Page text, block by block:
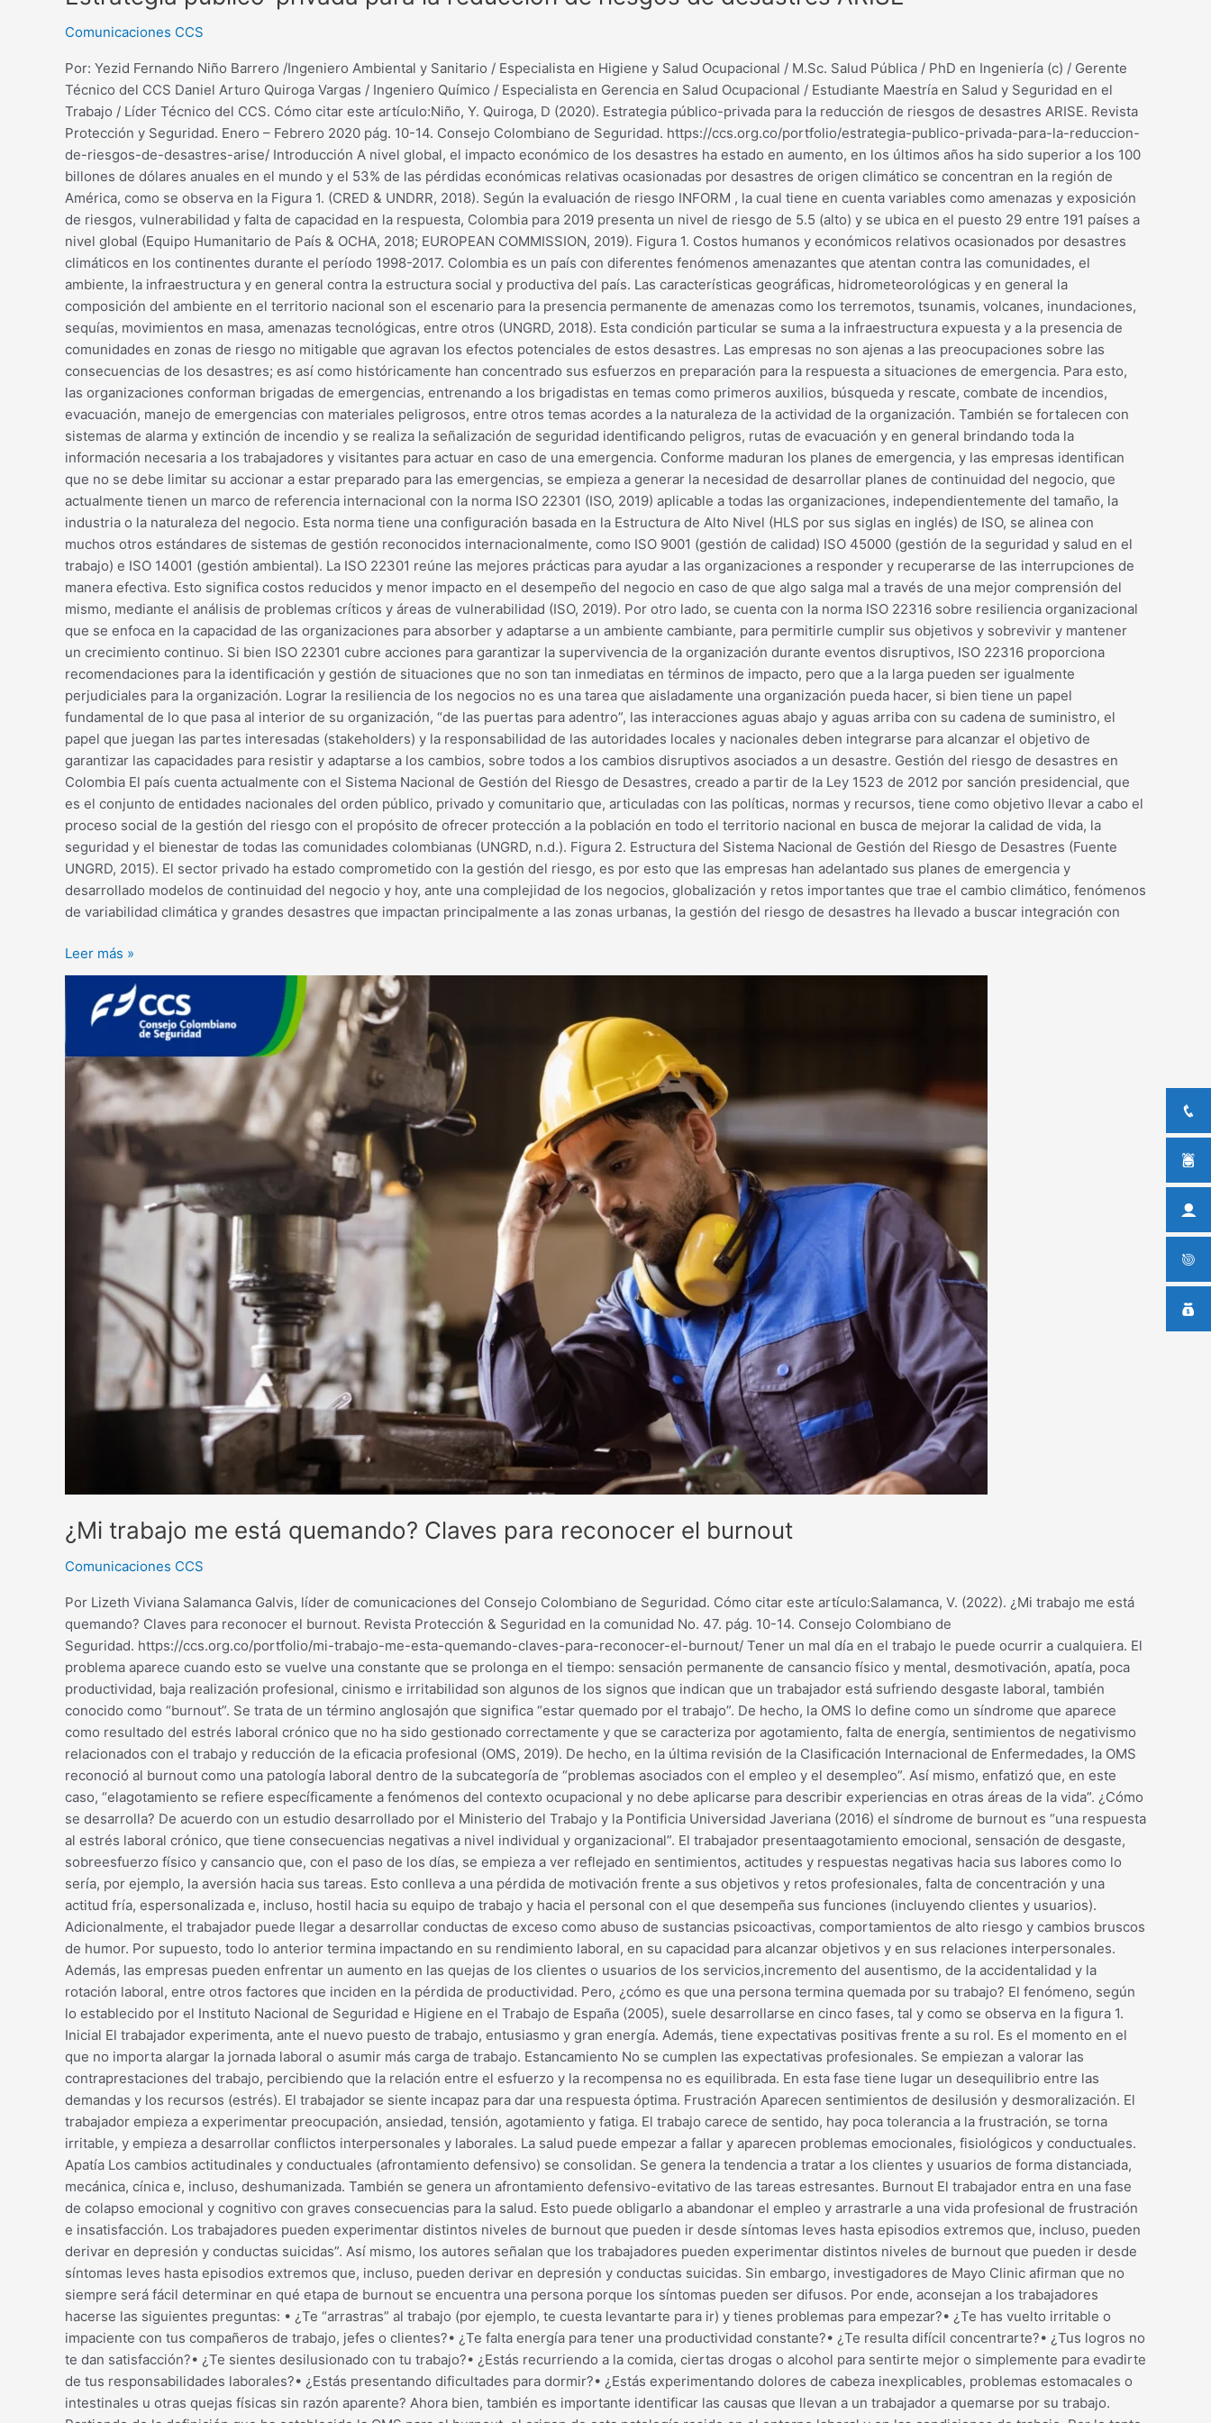
Comunicaciones CCS
Por: Yezid Fernando Niño Barrero /Ingeniero Ambiental y Sanitario / Especialista en Higiene y Salud Ocupacional / M.Sc. Salud Pública / PhD en Ingeniería (c) / Gerente
Técnico del CCS Daniel Arturo Quiroga Vargas / Ingeniero Químico / Especialista en Gerencia en Salud Ocupacional / Estudiante Maestría en Salud y Seguridad en el
Trabajo / Líder Técnico del CCS. Cómo citar este artículo:Niño, Y. Quiroga, D (2020). Estrategia público-privada para la reducción de riesgos de desastres ARISE. Revista
Protección y Seguridad. Enero – Febrero 2020 pág. 10-14. Consejo Colombiano de Seguridad. https://ccs.org.co/portfolio/estrategia-publico-privada-para-la-reduccion-
de-riesgos-de-desastres-arise/ Introducción A nivel global, el impacto económico de los desastres ha estado en aumento, en los últimos años ha sido superior a los 100
billones de dólares anuales en el mundo y el 53% de las pérdidas económicas relativas ocasionadas por desastres de origen climático se concentran en la región de
América, como se observa en la Figura 1. (CRED & UNDRR, 2018). Según la evaluación de riesgo INFORM , la cual tiene en cuenta variables como amenazas y exposición
de riesgos, vulnerabilidad y falta de capacidad en la respuesta, Colombia para 2019 presenta un nivel de riesgo de 5.5 (alto) y se ubica en el puesto 29 entre 191 países a
nivel global (Equipo Humanitario de País & OCHA, 2018; EUROPEAN COMMISSION, 2019). Figura 1. Costos humanos y económicos relativos ocasionados por desastres
climáticos en los continentes durante el período 1998-2017. Colombia es un país con diferentes fenómenos amenazantes que atentan contra las comunidades, el
ambiente, la infraestructura y en general contra la estructura social y productiva del país. Las características geográficas, hidrometeorológicas y en general la
composición del ambiente en el territorio nacional son el escenario para la presencia permanente de amenazas como los terremotos, tsunamis, volcanes, inundaciones,
sequías, movimientos en masa, amenazas tecnológicas, entre otros (UNGRD, 2018). Esta condición particular se suma a la infraestructura expuesta y a la presencia de
comunidades en zonas de riesgo no mitigable que agravan los efectos potenciales de estos desastres. Las empresas no son ajenas a las preocupaciones sobre las
consecuencias de los desastres; es así como históricamente han concentrado sus esfuerzos en preparación para la respuesta a situaciones de emergencia. Para esto,
las organizaciones conforman brigadas de emergencias, entrenando a los brigadistas en temas como primeros auxilios, búsqueda y rescate, combate de incendios,
evacuación, manejo de emergencias con materiales peligrosos, entre otros temas acordes a la naturaleza de la actividad de la organización. También se fortalecen con
sistemas de alarma y extinción de incendio y se realiza la señalización de seguridad identificando peligros, rutas de evacuación y en general brindando toda la
información necesaria a los trabajadores y visitantes para actuar en caso de una emergencia. Conforme maduran los planes de emergencia, y las empresas identifican
que no se debe limitar su accionar a estar preparado para las emergencias, se empieza a generar la necesidad de desarrollar planes de continuidad del negocio, que
actualmente tienen un marco de referencia internacional con la norma ISO 22301 (ISO, 2019) aplicable a todas las organizaciones, independientemente del tamaño, la
industria o la naturaleza del negocio. Esta norma tiene una configuración basada en la Estructura de Alto Nivel (HLS por sus siglas en inglés) de ISO, se alinea con
muchos otros estándares de sistemas de gestión reconocidos internacionalmente, como ISO 9001 (gestión de calidad) ISO 45000 (gestión de la seguridad y salud en el
trabajo) e ISO 14001 (gestión ambiental). La ISO 22301 reúne las mejores prácticas para ayudar a las organizaciones a responder y recuperarse de las interrupciones de
manera efectiva. Esto significa costos reducidos y menor impacto en el desempeño del negocio en caso de que algo salga mal a través de una mejor comprensión del
mismo, mediante el análisis de problemas críticos y áreas de vulnerabilidad (ISO, 2019). Por otro lado, se cuenta con la norma ISO 22316 sobre resiliencia organizacional
que se enfoca en la capacidad de las organizaciones para absorber y adaptarse a un ambiente cambiante, para permitirle cumplir sus objetivos y sobrevivir y mantener
un crecimiento continuo. Si bien ISO 22301 cubre acciones para garantizar la supervivencia de la organización durante eventos disruptivos, ISO 22316 proporciona
recomendaciones para la identificación y gestión de situaciones que no son tan inmediatas en términos de impacto, pero que a la larga pueden ser igualmente
perjudiciales para la organización. Lograr la resiliencia de los negocios no es una tarea que aisladamente una organización pueda hacer, si bien tiene un papel
fundamental de lo que pasa al interior de su organización, “de las puertas para adentro”, las interacciones aguas abajo y aguas arriba con su cadena de suministro, el
papel que juegan las partes interesadas (stakeholders) y la responsabilidad de las autoridades locales y nacionales deben integrarse para alcanzar el objetivo de
garantizar las capacidades para resistir y adaptarse a los cambios, sobre todos a los cambios disruptivos asociados a un desastre. Gestión del riesgo de desastres en
Colombia El país cuenta actualmente con el Sistema Nacional de Gestión del Riesgo de Desastres, creado a partir de la Ley 1523 de 2012 por sanción presidencial, que
es el conjunto de entidades nacionales del orden público, privado y comunitario que, articuladas con las políticas, normas y recursos, tiene como objetivo llevar a cabo el
proceso social de la gestión del riesgo con el propósito de ofrecer protección a la población en todo el territorio nacional en busca de mejorar la calidad de vida, la
seguridad y el bienestar de todas las comunidades colombianas (UNGRD, n.d.). Figura 2. Estructura del Sistema Nacional de Gestión del Riesgo de Desastres (Fuente
UNGRD, 2015). El sector privado ha estado comprometido con la gestión del riesgo, es por esto que las empresas han adelantado sus planes de emergencia y
desarrollado modelos de continuidad del negocio y hoy, ante una complejidad de los negocios, globalización y retos importantes que trae el cambio climático, fenómenos
de variabilidad climática y grandes desastres que impactan principalmente a las zonas urbanas, la gestión del riesgo de desastres ha llevado a buscar integración con
Leer más »
¿Mi trabajo me está quemando? Claves para reconocer el burnout
Comunicaciones CCS
Por Lizeth Viviana Salamanca Galvis, líder de comunicaciones del Consejo Colombiano de Seguridad. Cómo citar este artículo:Salamanca, V. (2022). ¿Mi trabajo me está
quemando? Claves para reconocer el burnout. Revista Protección & Seguridad en la comunidad No. 47. pág. 10-14. Consejo Colombiano de
Seguridad. https://ccs.org.co/portfolio/mi-trabajo-me-esta-quemando-claves-para-reconocer-el-burnout/ Tener un mal día en el trabajo le puede ocurrir a cualquiera. El
problema aparece cuando esto se vuelve una constante que se prolonga en el tiempo: sensación permanente de cansancio físico y mental, desmotivación, apatía, poca
productividad, baja realización profesional, cinismo e irritabilidad son algunos de los signos que indican que un trabajador está sufriendo desgaste laboral, también
conocido como “burnout”. Se trata de un término anglosajón que significa “estar quemado por el trabajo”. De hecho, la OMS lo define como un síndrome que aparece
como resultado del estrés laboral crónico que no ha sido gestionado correctamente y que se caracteriza por agotamiento, falta de energía, sentimientos de negativismo
relacionados con el trabajo y reducción de la eficacia profesional (OMS, 2019). De hecho, en la última revisión de la Clasificación Internacional de Enfermedades, la OMS
reconoció al burnout como una patología laboral dentro de la subcategoría de “problemas asociados con el empleo y el desempleo”. Así mismo, enfatizó que, en este
caso, “elagotamiento se refiere específicamente a fenómenos del contexto ocupacional y no debe aplicarse para describir experiencias en otras áreas de la vida”. ¿Cómo
se desarrolla? De acuerdo con un estudio desarrollado por el Ministerio del Trabajo y la Pontificia Universidad Javeriana (2016) el síndrome de burnout es “una respuesta
al estrés laboral crónico, que tiene consecuencias negativas a nivel individual y organizacional”. El trabajador presentaagotamiento emocional, sensación de desgaste,
sobreesfuerzo físico y cansancio que, con el paso de los días, se empieza a ver reflejado en sentimientos, actitudes y respuestas negativas hacia sus labores como lo
sería, por ejemplo, la aversión hacia sus tareas. Esto conlleva a una pérdida de motivación frente a sus objetivos y retos profesionales, falta de concentración y una
actitud fría, espersonalizada e, incluso, hostil hacia su equipo de trabajo y hacia el personal con el que desempeña sus funciones (incluyendo clientes y usuarios).
Adicionalmente, el trabajador puede llegar a desarrollar conductas de exceso como abuso de sustancias psicoactivas, comportamientos de alto riesgo y cambios bruscos
de humor. Por supuesto, todo lo anterior termina impactando en su rendimiento laboral, en su capacidad para alcanzar objetivos y en sus relaciones interpersonales.
Además, las empresas pueden enfrentar un aumento en las quejas de los clientes o usuarios de los servicios,incremento del ausentismo, de la accidentalidad y la
rotación laboral, entre otros factores que inciden en la pérdida de productividad. Pero, ¿cómo es que una persona termina quemada por su trabajo? El fenómeno, según
lo establecido por el Instituto Nacional de Seguridad e Higiene en el Trabajo de España (2005), suele desarrollarse en cinco fases, tal y como se observa en la figura 1.
Inicial El trabajador experimenta, ante el nuevo puesto de trabajo, entusiasmo y gran energía. Además, tiene expectativas positivas frente a su rol. Es el momento en el
que no importa alargar la jornada laboral o asumir más carga de trabajo. Estancamiento No se cumplen las expectativas profesionales. Se empiezan a valorar las
contraprestaciones del trabajo, percibiendo que la relación entre el esfuerzo y la recompensa no es equilibrada. En esta fase tiene lugar un desequilibrio entre las
demandas y los recursos (estrés). El trabajador se siente incapaz para dar una respuesta óptima. Frustración Aparecen sentimientos de desilusión y desmoralización. El
trabajador empieza a experimentar preocupación, ansiedad, tensión, agotamiento y fatiga. El trabajo carece de sentido, hay poca tolerancia a la frustración, se torna
irritable, y empieza a desarrollar conflictos interpersonales y laborales. La salud puede empezar a fallar y aparecen problemas emocionales, fisiológicos y conductuales.
Apatía Los cambios actitudinales y conductuales (afrontamiento defensivo) se consolidan. Se genera la tendencia a tratar a los clientes y usuarios de forma distanciada,
mecánica, cínica e, incluso, deshumanizada. También se genera un afrontamiento defensivo-evitativo de las tareas estresantes. Burnout El trabajador entra en una fase
de colapso emocional y cognitivo con graves consecuencias para la salud. Esto puede obligarlo a abandonar el empleo y arrastrarle a una vida profesional de frustración
e insatisfacción. Los trabajadores pueden experimentar distintos niveles de burnout que pueden ir desde síntomas leves hasta episodios extremos que, incluso, pueden
derivar en depresión y conductas suicidas”. Así mismo, los autores señalan que los trabajadores pueden experimentar distintos niveles de burnout que pueden ir desde
síntomas leves hasta episodios extremos que, incluso, pueden derivar en depresión y conductas suicidas. Sin embargo, investigadores de Mayo Clinic afirman que no
siempre será fácil determinar en qué etapa de burnout se encuentra una persona porque los síntomas pueden ser difusos. Por ende, aconsejan a los trabajadores
hacerse las siguientes preguntas: • ¿Te “arrastras” al trabajo (por ejemplo, te cuesta levantarte para ir) y tienes problemas para empezar?• ¿Te has vuelto irritable o
impaciente con tus compañeros de trabajo, jefes o clientes?• ¿Te falta energía para tener una productividad constante?• ¿Te resulta difícil concentrarte?• ¿Tus logros no
te dan satisfacción?• ¿Te sientes desilusionado con tu trabajo?• ¿Estás recurriendo a la comida, ciertas drogas o alcohol para sentirte mejor o simplemente para evadirte
de tus responsabilidades laborales?• ¿Estás presentando dificultades para dormir?• ¿Estás experimentando dolores de cabeza inexplicables, problemas estomacales o
intestinales u otras quejas físicas sin razón aparente? Ahora bien, también es importante identificar las causas que llevan a un trabajador a quemarse por su trabajo.
trabajo
está
quemando?
Claves
reconocer